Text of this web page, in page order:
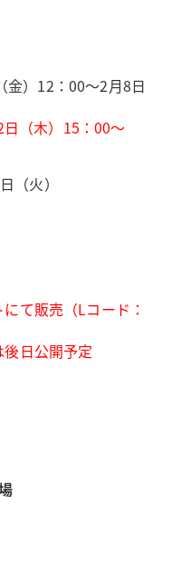
金）12：00～2月8日
（木）15：00～
（火）
て販売（Lコード：
日公開予定